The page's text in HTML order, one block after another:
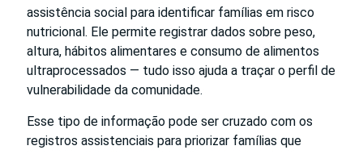
assistência social para identificar famílias em risco
nutricional. Ele permite registrar dados sobre peso,
altura, hábitos alimentares e consumo de alimentos
ultraprocessados — tudo isso ajuda a traçar o perfil de
vulnerabilidade da comunidade.
Esse tipo de informação pode ser cruzado com os
registros assistenciais para priorizar famílias que